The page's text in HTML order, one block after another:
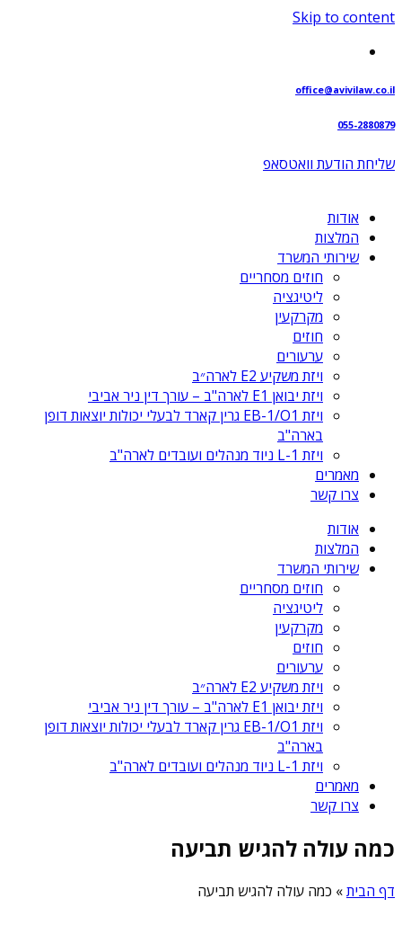
Skip to content
office@avivilaw.co.il
055-2880879
שליחת הודעת וואטסאפ⁩
אודות
המלצות
שירותי המשרד
חוזים מסחריים
ליטיגציה
מקרקעין
חוזים
ערעורים
ויזת משקיע E2 לארה״ב
ויזת יבואן E1 לארה"ב – עורך דין ניר אביבי
ויזת EB-1/O1 גרין קארד לבעלי יכולות יוצאות דופן
בארה"ב
ויזת L-1 ניוד מנהלים ועובדים לארה"ב
מאמרים
צרו קשר
אודות
המלצות
שירותי המשרד
חוזים מסחריים
ליטיגציה
מקרקעין
חוזים
ערעורים
ויזת משקיע E2 לארה״ב
ויזת יבואן E1 לארה"ב – עורך דין ניר אביבי
ויזת EB-1/O1 גרין קארד לבעלי יכולות יוצאות דופן
בארה"ב
ויזת L-1 ניוד מנהלים ועובדים לארה"ב
מאמרים
צרו קשר
כמה עולה להגיש תביעה
דף הבית» כמה עולה להגיש תביעה